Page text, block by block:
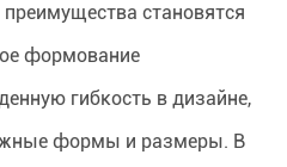
становятся
формование
гибкость в дизайне,
формы и размеры. В